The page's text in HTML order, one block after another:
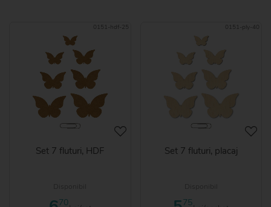
0151-hdf-25
Set 7 fluturi, HDF
70
0151-ply-40
Set 7 fluturi, placaj
75